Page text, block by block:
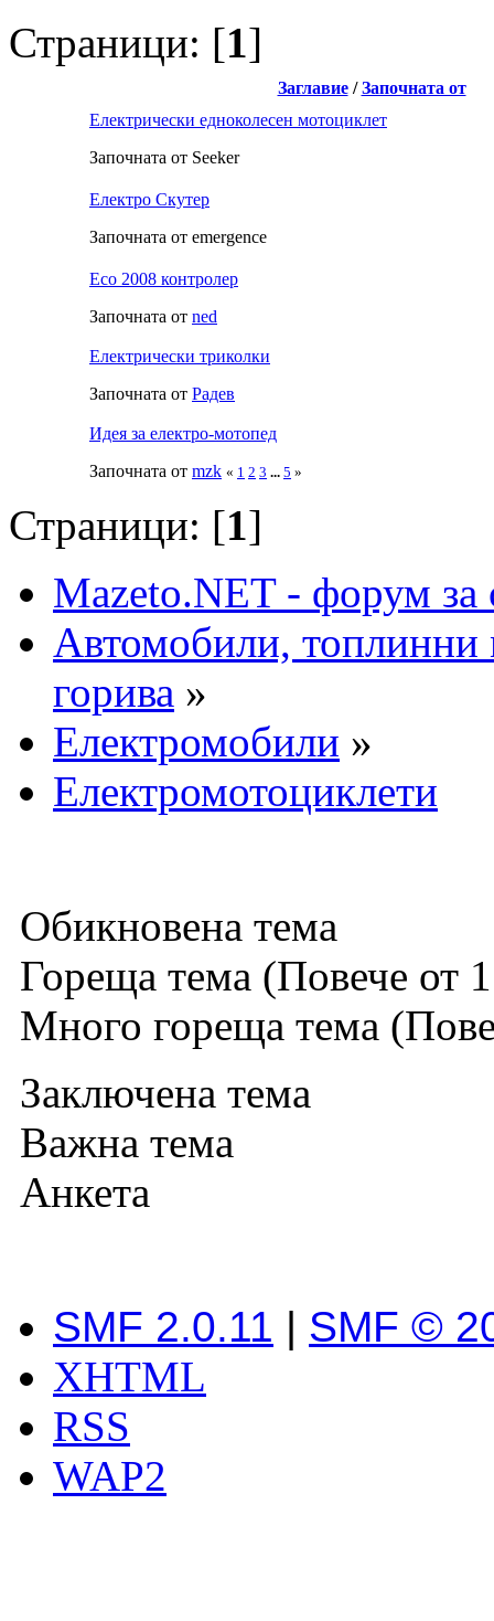
Страници: [1]
Заглавие/Започната от
Електрически едноколесен мотоциклет
Започната от Seeker
Електро Скутер
Започната от emergence
Eco 2008 контролер
Започната от ned
Електрически триколки
Започната от Радeв
Идея за електро-мотопед
Започната от mzk « 1 2 3 ... 5 »
Страници: [1]
Mazeto.NET - форум за
Автомобили,
горива »
Електромобили »
Електромотоциклети
Обикновена тема
Гореща тема (Повече от
Много гореща тема
Заключена тема
Важна тема
Анкета
SMF 2.0.11 | SMF ©
XHTML
RSS
WAP2